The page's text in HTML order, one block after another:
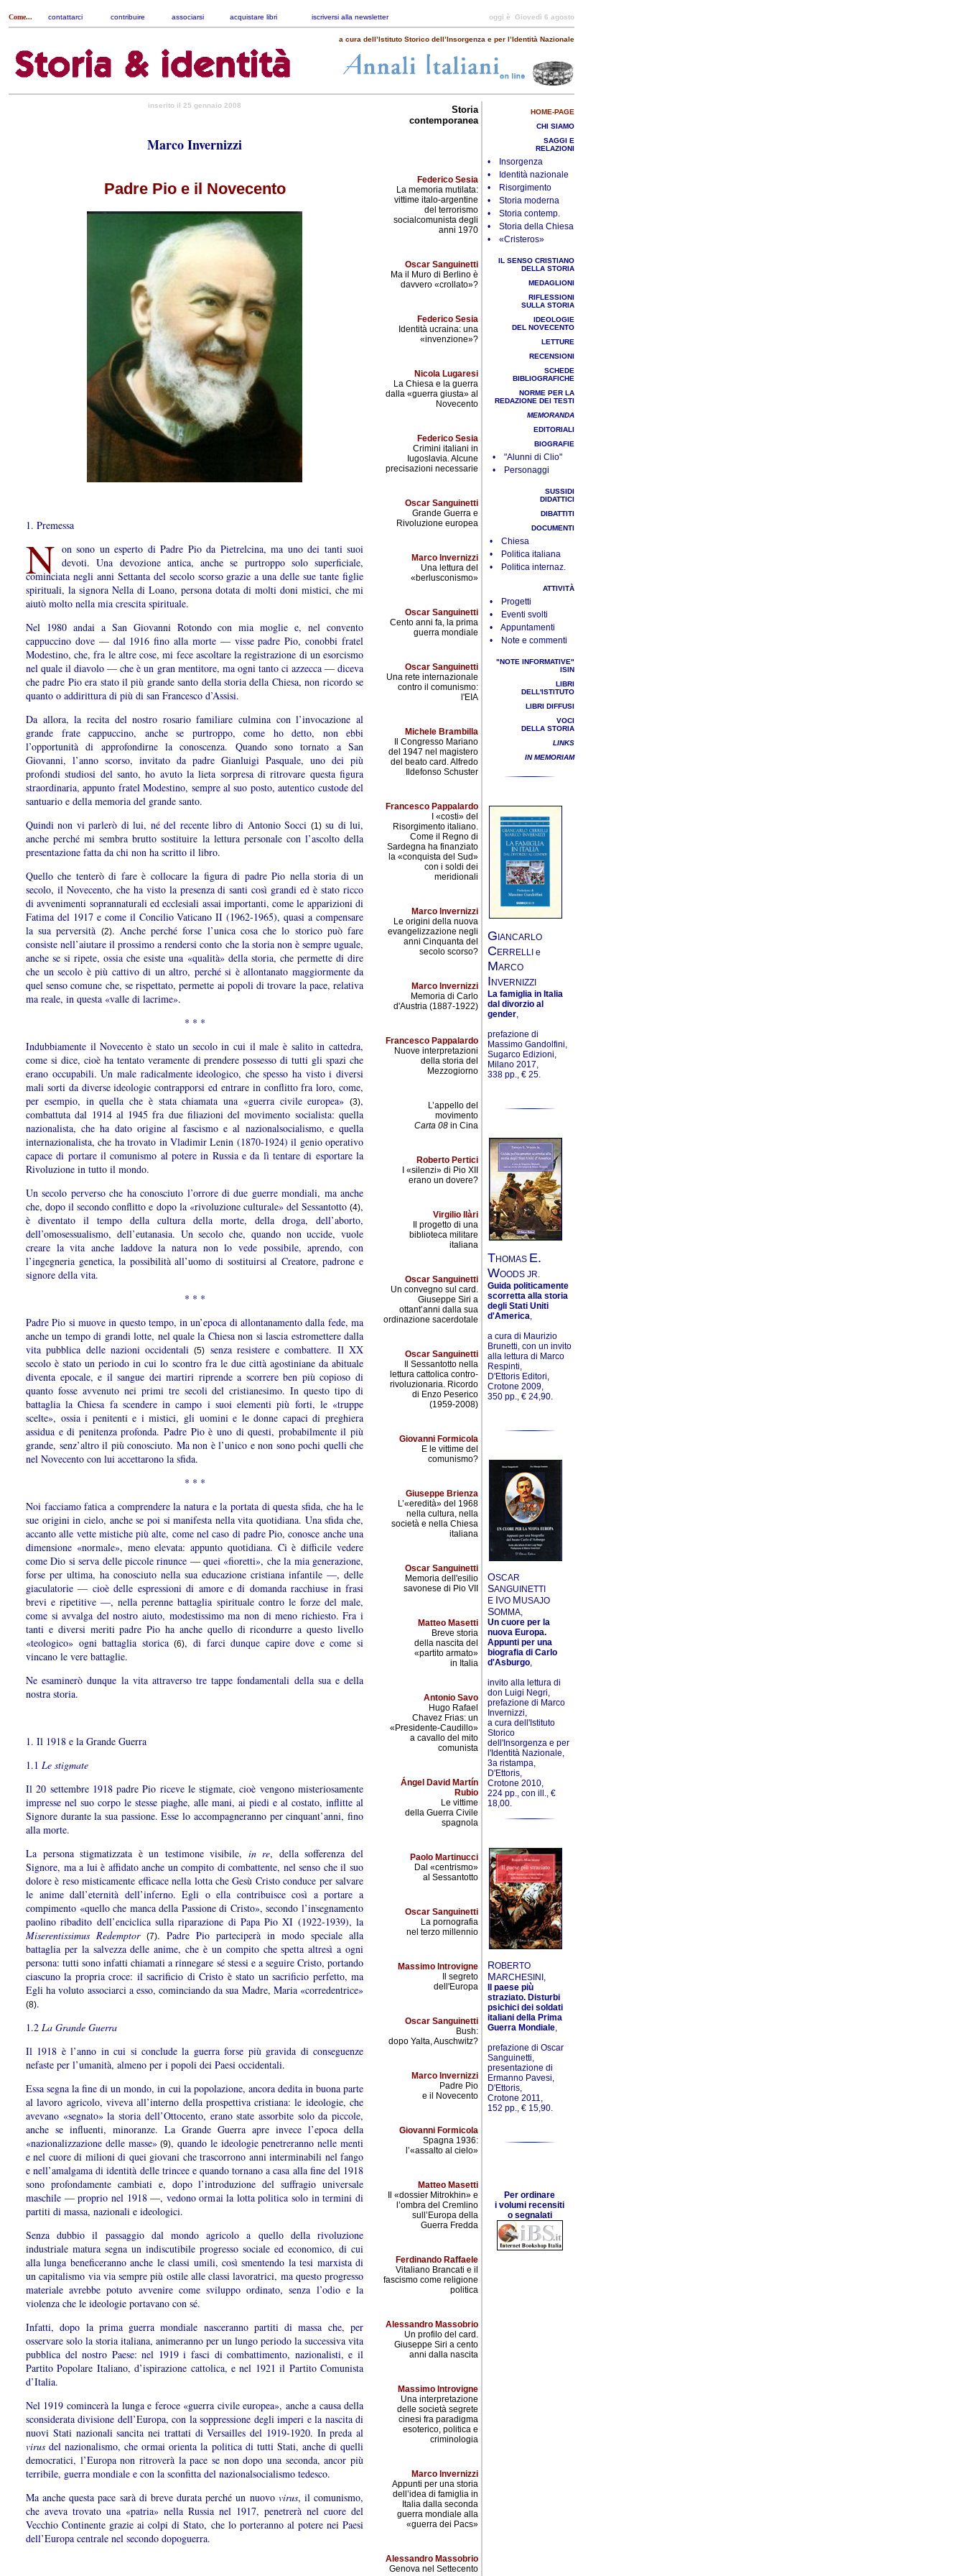
Come... contattarci contribuire associarsi acquistare libri iscriversi alla newsletter oggi è Giovedì 6 agosto
a cura dell’Istituto Storico dell’Insorgenza e per l’Identità Nazionale
inserito il 25 gennaio 2008
Marco Invernizzi
Padre Pio e il Novecento
1. Premessa
N on sono un esperto di Padre Pio da Pietrelcina, ma uno dei tanti suoi
devoti. Una devozione antica, anche se purtroppo solo superficiale,
cominciata negli anni Settanta del secolo scorso grazie a una delle sue tante figlie
spirituali, la signora Nella di Loano, persona dotata di molti doni mistici, che mi
aiutò molto nella mia crescita spirituale.
Nel 1980 andai a San Giovanni Rotondo con mia moglie e, nel convento
cappuccino dove — dal 1916 fino alla morte — visse padre Pio, conobbi fratel
Modestino, che, fra le altre cose, mi fece ascoltare la registrazione di un esorcismo
nel quale il diavolo — che è un gran mentitore, ma ogni tanto ci azzecca — diceva
che padre Pio era stato il più grande santo della storia della Chiesa, non ricordo se
quanto o addirittura di più di san Francesco d’Assisi.
Da allora, la recita del nostro rosario familiare culmina con l’invocazione al
grande frate cappuccino, anche se purtroppo, come ho detto, non ebbi
l’opportunità di approfondirne la conoscenza. Quando sono tornato a San
Giovanni, l’anno scorso, invitato da padre Gianluigi Pasquale, uno dei più
profondi studiosi del santo, ho avuto la lieta sorpresa di ritrovare questa figura
straordinaria, appunto fratel Modestino, sempre al suo posto, autentico custode del
santuario e della memoria del grande santo.
Quindi non vi parlerò di lui, né del recente libro di Antonio Socci (1)su di lui,
anche perché mi sembra brutto sostituire la lettura personale con l’ascolto della
presentazione fatta da chi non ha scritto il libro.
Quello che tenterò di fare è collocare la figura di padre Pio nella storia di un
secolo, il Novecento, che ha visto la presenza di santi così grandi ed è stato ricco
di avvenimenti soprannaturali ed ecclesiali assai importanti, come le apparizioni di
Fatima del 1917 e come il Concilio Vaticano II (1962-1965), quasi a compensare
la sua perversità (2). Anche perché forse l’unica cosa che lo storico può fare
consiste nell’aiutare il prossimo a rendersi conto che la storia non è sempre uguale,
anche se si ripete, ossia che esiste una «qualità» della storia, che permette di dire
che un secolo è più cattivo di un altro, perché si è allontanato maggiormente da
quel senso comune che, se rispettato, permette ai popoli di trovare la pace, relativa
ma reale, in questa «valle di lacrime».
* * *
Indubbiamente il Novecento è stato un secolo in cui il male è salito in cattedra,
come si dice, cioè ha tentato veramente di prendere possesso di tutti gli spazi che
erano occupabili. Un male radicalmente ideologico, che spesso ha visto i diversi
mali sorti da diverse ideologie contrapporsi ed entrare in conflitto fra loro, come,
per esempio, in quella che è stata chiamata una «guerra civile europea»
(3),
combattuta dal 1914 al 1945 fra due filiazioni del movimento socialista: quella
nazionalista, che ha dato origine al fascismo e al nazionalsocialismo, e quella
internazionalista, che ha trovato in Vladimir Lenin (1870-1924) il genio operativo
capace di portare il comunismo al potere in Russia e da lì tentare di esportare la
Rivoluzione in tutto il mondo.
Un secolo perverso che ha conosciuto l’orrore di due guerre mondiali, ma anche
che, dopo il secondo conflitto e dopo la «rivoluzione culturale» del Sessantotto (4),
è diventato il tempo della cultura della morte, della droga, dell’aborto,
dell’omosessualismo, dell’eutanasia. Un secolo che, quando non uccide, vuole
creare la vita anche laddove la natura non lo vede possibile, aprendo, con
l’ingegneria genetica, la possibilità all’uomo di sostituirsi al Creatore, padrone e
signore della vita.
* * *
Padre Pio si muove in questo tempo, in un’epoca di allontanamento dalla fede, ma
anche un tempo di grandi lotte, nel quale la Chiesa non si lascia estromettere dalla
vita pubblica delle nazioni occidentali(5) senza resistere e combattere. Il XX
secolo è stato un periodo in cui lo scontro fra le due città agostiniane da abituale
diventa epocale, e il sangue dei martiri riprende a scorrere ben più copioso di
quanto fosse avvenuto nei primi tre secoli del cristianesimo. In questo tipo di
battaglia la Chiesa fa scendere in campo i suoi elementi più forti, le «truppe
scelte», ossia i penitenti e i mistici, gli uomini e le donne capaci di preghiera
assidua e di penitenza profonda. Padre Pio è uno di questi, probabilmente il più
grande, senz’altro il più conosciuto. Ma non è l’unico e non sono pochi quelli che
nel Novecento con lui accettarono la sfida.
* * *
Noi facciamo fatica a comprendere la natura e la portata di questa sfida, che ha le
sue origini in cielo, anche se poi si manifesta nella vita quotidiana. Una sfida che,
accanto alle vette mistiche più alte, come nel caso di padre Pio, conosce anche una
dimensione «normale», meno elevata: appunto quotidiana. Ci è difficile vedere
come Dio si serva delle piccole rinunce — quei «fioretti», che la mia generazione,
forse per ultima, ha conosciuto nella sua educazione cristiana infantile —, delle
giaculatorie — cioè delle espressioni di amore e di domanda racchiuse in frasi
brevi e ripetitive —, nella perenne battaglia spirituale contro le forze del male,
come si avvalga del nostro aiuto, modestissimo ma non di meno richiesto. Fra i
tanti e diversi meriti padre Pio ha anche quello di ricondurre a questo livello
«teologico» ogni battaglia storica(6), di farci dunque capire dove e come si
vincano le vere battaglie.
Ne esaminerò dunque la vita attraverso tre tappe fondamentali della sua e della
nostra storia.
1. Il 1918 e la Grande Guerra
1.1 Le stigmate
Il 20 settembre 1918 padre Pio riceve le stigmate, cioè vengono misteriosamente
impresse nel suo corpo le stesse piaghe, alle mani, ai piedi e al costato, inflitte al
Signore durante la sua passione. Esse lo accompagneranno per cinquant’anni, fino
alla morte.
La persona stigmatizzata è un testimone visibile, in re, della sofferenza del
Signore, ma a lui è affidato anche un compito di combattente, nel senso che il suo
dolore è reso misticamente efficace nella lotta che Gesù Cristo conduce per salvare
le anime dall’eternità dell’inferno. Egli o ella contribuisce così a portare a
compimento «quello che manca della Passione di Cristo», secondo l’insegnamento
paolino ribadito dell’enciclica sulla riparazione di Papa Pio XI (1922-1939), la
Miserentissimus Redemptor (7). Padre Pio parteciperà in modo speciale alla
battaglia per la salvezza delle anime, che è un compito che spetta altresì a ogni
persona: tutti sono infatti chiamati a rinnegare sé stessi e a seguire Cristo, portando
ciascuno la propria croce: il sacrificio di Cristo è stato un sacrificio perfetto, ma
Egli ha voluto associarci a esso, cominciando da sua Madre, Maria «corredentrice»
(8).
1.2 La Grande Guerra
Il 1918 è l’anno in cui si conclude la guerra forse più gravida di conseguenze
nefaste per l’umanità, almeno per i popoli dei Paesi occidentali.
Essa segna la fine di un mondo, in cui la popolazione, ancora dedita in buona parte
al lavoro agricolo, viveva all’interno della prospettiva cristiana: le ideologie, che
avevano «segnato» la storia dell’Ottocento, erano state assorbite solo da piccole,
anche se influenti, minoranze. La Grande Guerra apre invece l’epoca della
«nazionalizzazione delle masse»(9), quando le ideologie penetreranno nelle menti
e nel cuore di milioni di quei giovani che trascorrono anni interminabili nel fango
e nell’amalgama di identità delle trincee e quando tornano a casa alla fine del 1918
sono profondamente cambiati e, dopo l’introduzione del suffragio universale
maschile — proprio nel 1918 —, vedono ormai la lotta politica solo in termini di
partiti di massa, nazionali e ideologici.
Senza dubbio il passaggio dal mondo agricolo a quello della rivoluzione
industriale matura segna un indiscutibile progresso sociale ed economico, di cui
alla lunga beneficeranno anche le classi umili, così smentendo la tesi marxista di
un capitalismo via via sempre più ostile alle classi lavoratrici, ma questo progresso
materiale avrebbe potuto avvenire come sviluppo ordinato, senza l’odio e la
violenza che le ideologie portavano con sé.
Infatti, dopo la prima guerra mondiale nasceranno partiti di massa che, per
osservare solo la storia italiana, animeranno per un lungo periodo la successiva vita
pubblica del nostro Paese: nel 1919 i fasci di combattimento, nazionalisti, e il
Partito Popolare Italiano, d’ispirazione cattolica, e nel 1921 il Partito Comunista
d’Italia.
Nel 1919 comincerà la lunga e feroce «guerra civile europea», anche a causa della
sconsiderata divisione dell’Europa, con la soppressione degli imperi e la nascita di
nuovi Stati nazionali sancita nei trattati di Versailles del 1919-1920. In preda al
virus del nazionalismo, che ormai orienta la politica di tutti Stati, anche di quelli
democratici, l’Europa non ritroverà la pace se non dopo una seconda, ancor più
terribile, guerra mondiale e con la sconfitta del nazionalsocialismo tedesco.
Ma anche questa pace sarà di breve durata perché un nuovo virus, il comunismo,
che aveva trovato una «patria» nella Russia nel 1917, penetrerà nel cuore del
Vecchio Continente grazie ai colpi di Stato, che lo porteranno al potere nei Paesi
dell’Europa centrale nel secondo dopoguerra.
Storia
contemporanea
Federico Sesia
La memoria mutilata:
vittime italo-argentine
del terrorismo
socialcomunista degli
anni 1970
Oscar Sanguinetti
Ma il Muro di Berlino è
davvero «crollato»?
Federico Sesia
Identità ucraina: una
«invenzione»?
Nicola Lugaresi
La Chiesa e la guerra
dalla «guerra giusta» al
Novecento
Federico Sesia
Crimini italiani in
Iugoslavia. Alcune
precisazioni necessarie
Oscar Sanguinetti
Grande Guerra e
Rivoluzione europea
Marco Invernizzi
Una lettura del
«berlusconismo»
Oscar Sanguinetti
Cento anni fa, la prima
guerra mondiale
Oscar Sanguinetti
Una rete internazionale
contro il comunismo:
l'EIA
Michele Brambilla
Il Congresso Mariano
del 1947 nel magistero
del beato card. Alfredo
Ildefonso Schuster
Francesco Pappalardo
I «costi» del
Risorgimento italiano.
Come il Regno di
Sardegna ha finanziato
la «conquista del Sud»
con i soldi dei
meridionali
Marco Invernizzi
Le origini della nuova
evangelizzazione negli
anni Cinquanta del
secolo scorso?
Marco Invernizzi
Memoria di Carlo
d'Austria (1887-1922)
Francesco Pappalardo
Nuove interpretazioni
della storia del
Mezzogiorno
L’appello del
movimento
Carta 08 in Cina
Roberto Pertici
I «silenzi» di Pio XII
erano un dovere?
Virgilio Ilàri
Il progetto di una
biblioteca militare
italiana
Oscar Sanguinetti
Un convegno sul card.
Giuseppe Siri a
ottant’anni dalla sua
ordinazione sacerdotale
Oscar Sanguinetti
Il Sessantotto nella
lettura cattolica contro-
rivoluzionaria. Ricordo
di Enzo Peserico
(1959-2008)
Giovanni Formicola
E le vittime del
comunismo?
Giuseppe Brienza
L’«eredità» del 1968
nella cultura, nella
società e nella Chiesa
italiana
Oscar Sanguinetti
Memoria dell'esilio
savonese di Pio VII
Matteo Masetti
Breve storia
della nascita del
«partito armato»
in Italia
Antonio Savo
Hugo Rafael
Chavez Frias: un
«Presidente-Caudillo»
a cavallo del mito
comunista
Ángel David Martín
Rubio
Le vittime
della Guerra Civile
spagnola
Paolo Martinucci
Dal «centrismo»
al Sessantotto
Oscar Sanguinetti
La pornografia
nel terzo millennio
Massimo Introvigne
Il segreto
dell'Europa
Oscar Sanguinetti
Bush:
dopo Yalta, Auschwitz?
Marco Invernizzi
Padre Pio
e il Novecento
Giovanni Formicola
Spagna 1936:
l’«assalto al cielo»
Matteo Masetti
Il «dossier Mitrokhin» e
l’ombra del Cremlino
sull’Europa della
Guerra Fredda
Ferdinando Raffaele
Vitaliano Brancati e il
fascismo come religione
politica
Alessandro Massobrio
Un profilo del card.
Giuseppe Siri a cento
anni dalla nascita
Massimo Introvigne
Una interpretazione
delle società segrete
cinesi fra paradigma
esoterico, politica e
criminologia
Marco Invernizzi
Appunti per una storia
dell’idea di famiglia in
Italia dalla seconda
guerra mondiale alla
«guerra dei Pacs»
Alessandro Massobrio
Genova nel Settecento
HOME-PAGE
CHI SIAMO
SAGGI E
RELAZIONI
• Insorgenza
• Identità nazionale
• Risorgimento
• Storia moderna
• Storia contemp.
• Storia della Chiesa
• «Cristeros»
IL SENSO CRISTIANO
DELLA STORIA
MEDAGLIONI
RIFLESSIONI
SULLA STORIA
IDEOLOGIE
DEL NOVECENTO
LETTURE
RECENSIONI
SCHEDE
BIBLIOGRAFICHE
NORME PER LA
REDAZIONE DEI TESTI
MEMORANDA
EDITORIALI
BIOGRAFIE
• "Alunni di Clio"
• Personaggi
SUSSIDI
DIDATTICI
DIBATTITI
DOCUMENTI
• Chiesa
• Politica italiana
• Politica internaz.
ATTIVITÀ
• Progetti
• Eventi svolti
• Appuntamenti
• Note e commenti
"NOTE INFORMATIVE"
ISIN
LIBRI
DELL'ISTITUTO
LIBRI DIFFUSI
VOCI
DELLA STORIA
LINKS
IN MEMORIAM
GIANCARLO
CERRELLI e
MARCO
INVERNIZZI
La famiglia in Italia
dal divorzio al
gender
prefazione di
Massimo Gandolfini,
Sugarco Edizioni,
Milano 2017,
338 pp., € 25.
THOMAS E.
WOODS JR.
Guida politicamente
scorretta alla storia
degli Stati Uniti
d'America,
a cura di Maurizio
Brunetti, con un invito
alla lettura di Marco
Respinti,
D'Ettoris Editori,
Crotone 2009,
350 pp., € 24,90.
OSCAR
SANGUINETTI
E IVO MUSAJO
SOMMA,
Un cuore per la
nuova Europa.
Appunti per una
biografia di Carlo
d'Asburgo,
invito alla lettura di
don Luigi Negri,
prefazione di Marco
Invernizzi,
a cura dell'Istituto
Storico
dell'Insorgenza e per
l'Identità Nazionale,
3a ristampa,
D'Ettoris,
Crotone 2010,
224 pp., con ill., €
18,00.
ROBERTO
MARCHESINI,
Il paese più
straziato. Disturbi
psichici dei soldati
italiani della Prima
Guerra Mondiale,
prefazione di Oscar
Sanguinetti,
presentazione di
Ermanno Pavesi,
D'Ettoris,
Crotone 2011,
152 pp., € 15,90.
Per ordinare
i volumi recensiti
o segnalati